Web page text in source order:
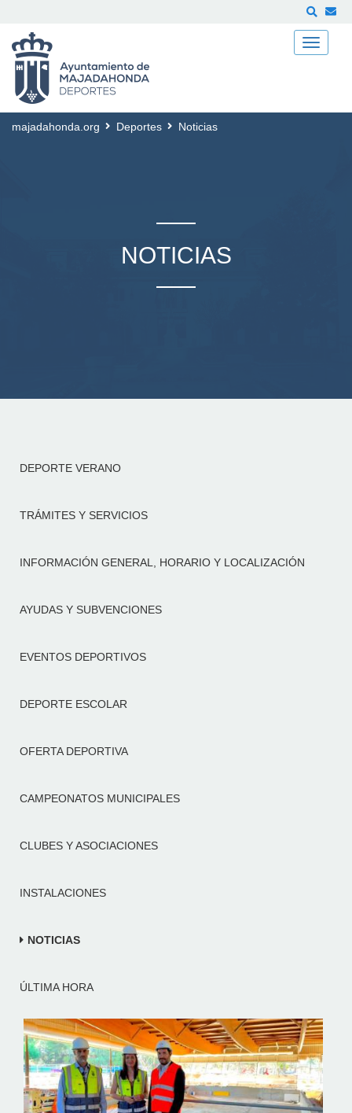
majadahonda.org Deportes Noticias
NOTICIAS
DEPORTE VERANO
TRÁMITES Y SERVICIOS
INFORMACIÓN GENERAL, HORARIO Y LOCALIZACIÓN
AYUDAS Y SUBVENCIONES
EVENTOS DEPORTIVOS
DEPORTE ESCOLAR
OFERTA DEPORTIVA
CAMPEONATOS MUNICIPALES
CLUBES Y ASOCIACIONES
INSTALACIONES
NOTICIAS
ÚLTIMA HORA